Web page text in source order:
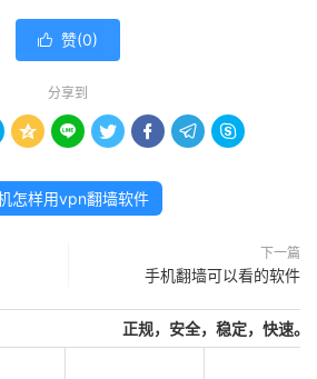
 赞(0)
分享到
     
怎样用vpn翻墙软件
下一篇
手机翻墙可以看的软件
正规，安全，稳定，快速。